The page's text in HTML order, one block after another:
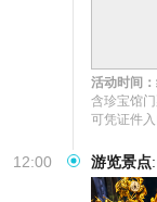
活动时间
含珍宝馆
可凭证件
12:00 游览景点: